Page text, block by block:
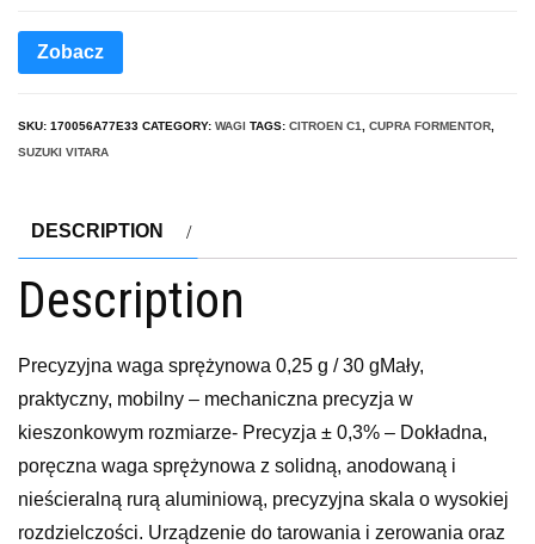
Zobacz
SKU: 170056A77E33 CATEGORY: WAGI TAGS: CITROEN C1 CUPRA FORMENTOR
SUZUKI VITARA
DESCRIPTION
Description
Precyzyjna waga sprężynowa 0,25 g / 30 gMały,
praktyczny, mobilny – mechaniczna precyzja w
kieszonkowym rozmiarze- Precyzja ± 0,3% – Dokładna,
poręczna waga sprężynowa z solidną, anodowaną i
nieścieralną rurą aluminiową, precyzyjna skala o wysokiej
rozdzielczości. Urządzenie do tarowania i zerowania oraz